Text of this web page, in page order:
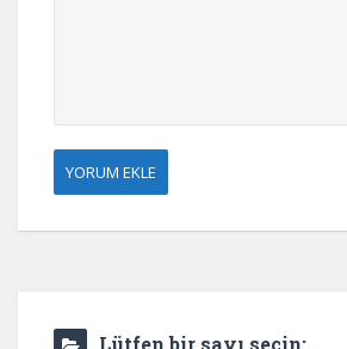
Lütfen bir sayı seçin: